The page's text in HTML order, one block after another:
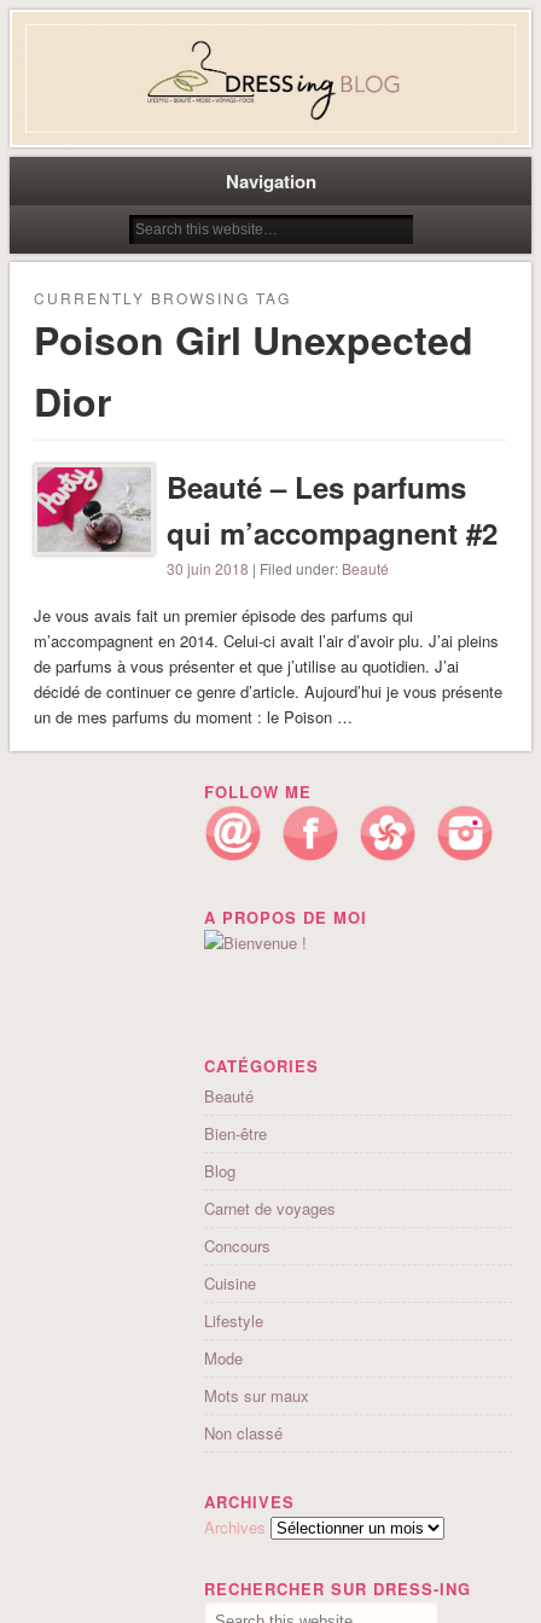
Dress-ing – Blog lifestyle beauté
mode à Caen
Navigation
CURRENTLY BROWSING TAG
Poison Girl Unexpected
Dior
Beauté – Les parfums
qui m’accompagnent #2
30 juin 2018 | Filed under: Beauté
Je vous avais fait un premier épisode des parfums qui
m’accompagnent en 2014. Celui-ci avait l’air d’avoir plu. J’ai pleins
de parfums à vous présenter et que j’utilise au quotidien. J’ai
décidé de continuer ce genre d’article. Aujourd’hui je vous présente
un de mes parfums du moment : le Poison …
FOLLOW ME
A PROPOS DE MOI
CATÉGORIES
Beauté
Bien-être
Blog
Carnet de voyages
Concours
Cuisine
Lifestyle
Mode
Mots sur maux
Non classé
ARCHIVES
Archives
RECHERCHER SUR DRESS-ING